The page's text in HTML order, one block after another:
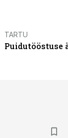
TARTU
Puidutööstuse